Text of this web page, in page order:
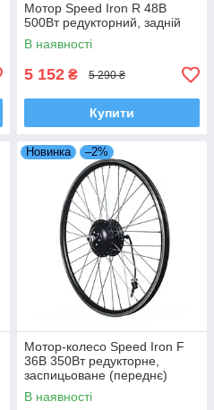
Мотор Speed Iron R 48В
500Вт редукторний, задній
В наявності
5 152 ₴ 5 290 ₴
Купити
Новинка –2%
Мотор-колесо Speed Iron F
36В 350Вт редукторне,
заспицьоване (переднє)
В наявності